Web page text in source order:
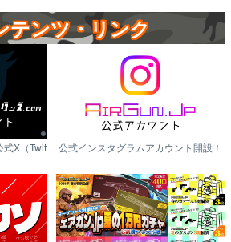
テンツ・リンク
式X（Twit
公式インスタグラムアカウント開設！